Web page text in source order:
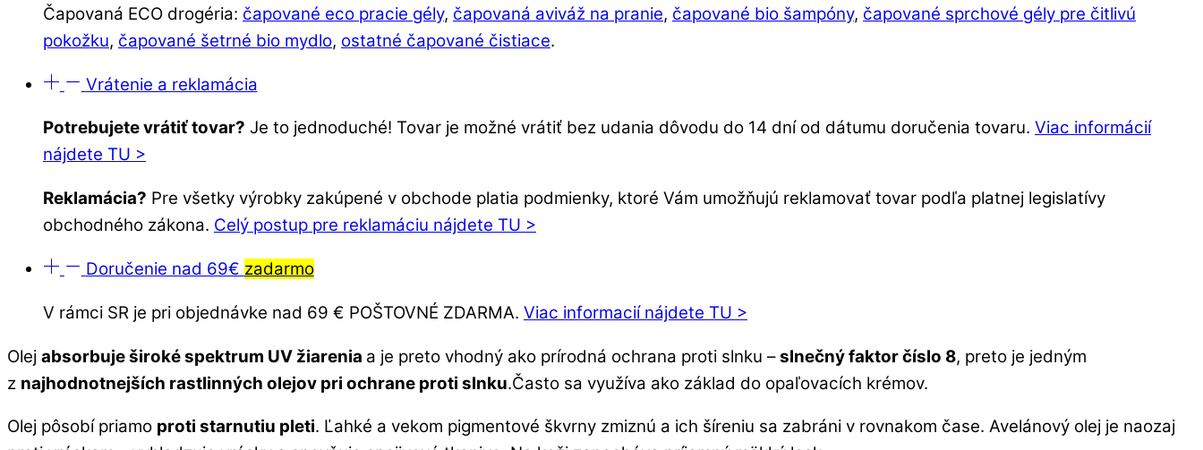
Čapovaná ECO drogéria: čapované eco pracie gély, čapovaná aviváž na pranie, čapované bio šampóny, čapované sprchové gély pre čitlivú
pokožku, čapované šetrné bio mydlo, ostatné čapované čistiace.
Vrátenie a reklamácia
Potrebujete vrátiť tovar? Je to jednoduché! Tovar je možné vrátiť bez udania dôvodu do 14 dní od dátumu doručenia tovaru. Viac informácií
nájdete TU >
Reklamácia? Pre všetky výrobky zakúpené v obchode platia podmienky, ktoré Vám umožňujú reklamovať tovar podľa platnej legislatívy
obchodného zákona. Celý postup pre reklamáciu nájdete TU >
Doručenie nad 69€ zadarmo
V rámci SR je pri objednávke nad 69 € POŠTOVNÉ ZDARMA. Viac informacií nájdete TU >
Olej absorbuje široké spektrum UV žiarenia a je preto vhodný ako prírodná ochrana proti slnku –slnečný faktor číslo 8, preto je jedným
z najhodnotnejších rastlinných olejov pri ochrane proti slnku.Často sa využíva ako základ do opaľovacích krémov.
Olej pôsobí priamo proti starnutiu pleti. Ľahké a vekom pigmentové škvrny zmiznú a ich šíreniu sa zabráni v rovnakom čase. Avelánový olej je naozaj